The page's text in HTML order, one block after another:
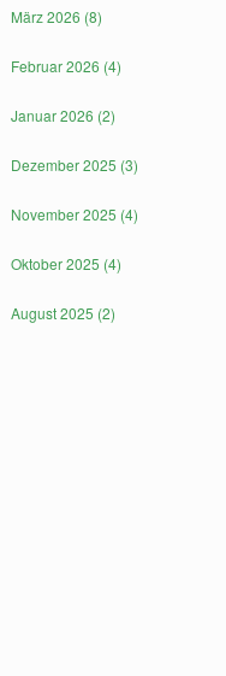
März 2026 (8)
Februar 2026 (4)
Januar 2026 (2)
Dezember 2025 (3)
November 2025 (4)
Oktober 2025 (4)
August 2025 (2)